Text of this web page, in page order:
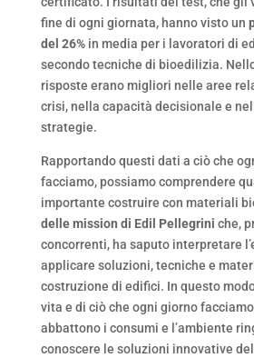
fine di ogni giornata, hanno visto un
del 26%in media per i lavoratori di
secondo tecniche di bioedilizia.
risposte erano migliori nelle aree
crisi, nella capacità decisionale e
strategie.
Rapportando questi dati a ciò che
facciamo, possiamo comprendere
importante costruire con materiali
delle mission di Edil Pellegrini che,
concorrenti, ha saputo interpretare
applicare soluzioni, tecniche e
costruzione di edifici. In questo
vita e di ciò che ogni giorno
abbattono i consumi e l’ambiente
conoscere le soluzioni innovative